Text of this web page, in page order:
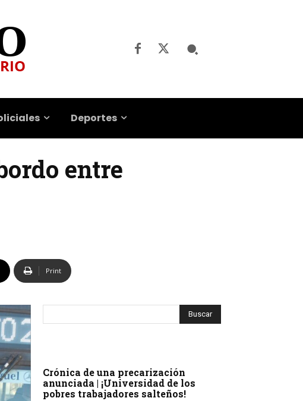
Deportes
entre
Print
Crónica de una precarización
anunciada | ¡Universidad de los
pobres trabajadores salteños!